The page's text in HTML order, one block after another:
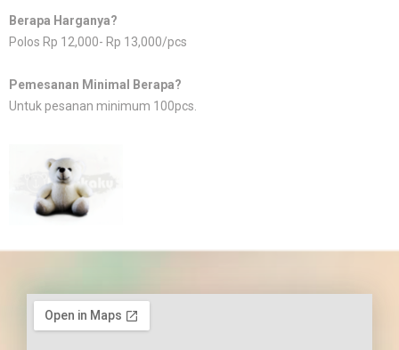
Berapa Harganya?
Polos Rp 12,000- Rp 13,000/pcs
Pemesanan Minimal Berapa?
Untuk pesanan minimum 100pcs.